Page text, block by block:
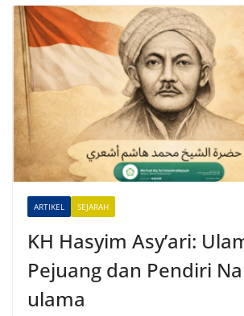
t
v
ARTIKEL SEJARAH
KH Hasyim Asy’ari:
Pejuang dan Pendiri
ulama